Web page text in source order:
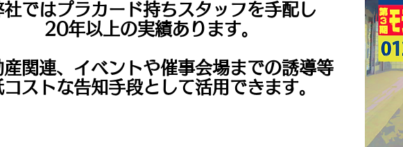
社ではプラカード持ちスタッフを手配し
20年以上の実績あります。
産関連、イベントや催事会場までの誘導等
コストな告知手段として活用できます。